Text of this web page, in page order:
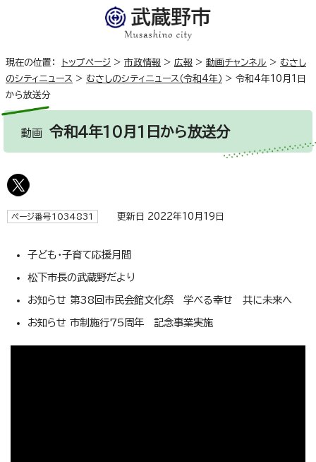
現在の位置： トップページ > 市政情報 > 広報 > 動画チャンネル > むさし
のシティニュース > むさしのシティニュース（令和4年） > 令和4年10月1日
から放送分
動画 令和4年10月1日から放送分
ページ番号1034831 更新日 2022年10月19日
子ども・子育て応援月間
松下市長の武蔵野だより
お知らせ 第38回市民会館文化祭 学べる幸せ 共に未来へ
お知らせ 市制施行75周年 記念事業実施